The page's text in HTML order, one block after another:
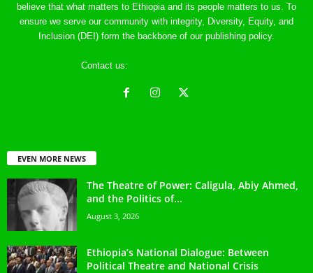
believe that what matters to Ethiopia and its people matters to us. To
ensure we serve our community with integrity, Diversity, Equity, and
Inclusion (DEI) form the backbone of our publishing policy.
Contact us:
EVEN MORE NEWS
The Theatre of Power: Caligula, Abiy Ahmed,
and the Politics of...
August 3, 2026
Ethiopia’s National Dialogue: Between
Political Theatre and National Crisis